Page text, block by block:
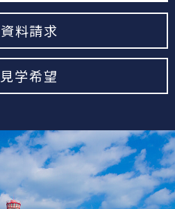
資料請求
見学希望